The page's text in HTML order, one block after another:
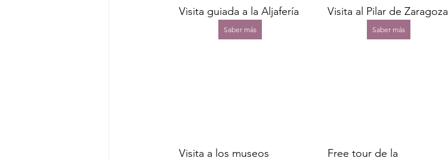
Visita guiada a la Aljafería
Saber más
Visita al Pilar de Zaragoza
Saber más
Visita a los museos
Free tour de la